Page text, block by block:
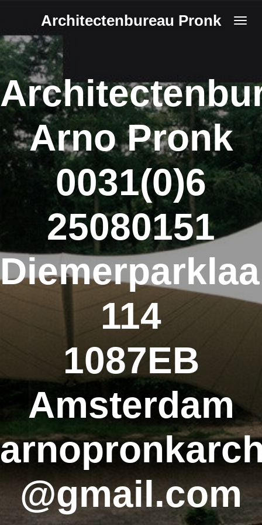
naar
de
hoofdinhoud
Architectenbureau Pronk
Arno Pronk
0031(0)6
25080151
114
1087EB
Amsterdam
@gmail.com